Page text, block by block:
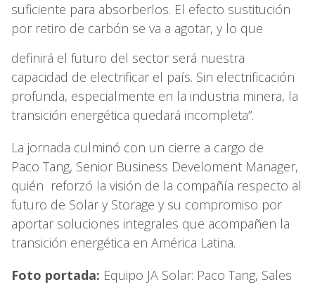
suficiente para absorberlos. El efecto sustitución
por retiro de carbón se va a agotar, y lo que
definirá el futuro del sector será nuestra
capacidad de electrificar el país. Sin electrificación
profunda, especialmente en la industria minera, la
transición energética quedará incompleta”.
La jornada culminó con un cierre a cargo de
Paco Tang, Senior Business Develoment Manager,
quién reforzó la visión de la compañía respecto al
futuro de Solar y Storage y su compromiso por
aportar soluciones integrales que acompañen la
transición energética en América Latina.
Foto portada: Equipo JA Solar: Paco Tang, Sales